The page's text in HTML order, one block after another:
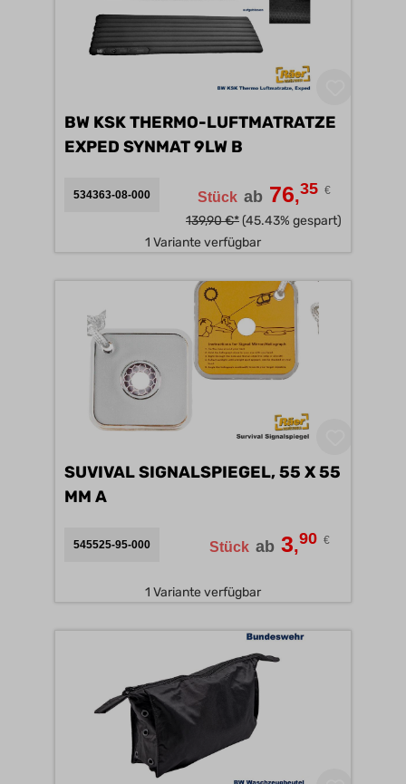
BW KSK THERMO-LUFTMATRATZE
EXPED SYNMAT 9LW B
534363-08-000 Stück ab 76,35 €
139,90 €*(45.43% gespart)
1 Variante verfügbar
SUVIVAL SIGNALSPIEGEL, 55 X 55
MM A
545525-95-000 Stück ab 3,90 €
1 Variante verfügbar